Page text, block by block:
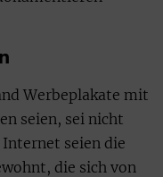
Werbeplakate mit
seien, sei nicht
Internet seien die
die sich von